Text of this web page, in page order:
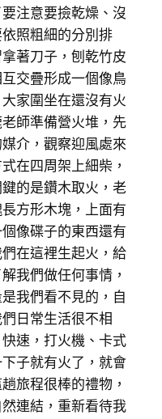
注意要撿乾燥、沒
照粗細的分別排
著刀子，刨乾竹皮
交疊形成一個像鳥
家圍坐在還沒有火
師準備營火堆，先
介，觀察迎風處來
在四周架上細柴，
的是鑽木取火，老
方形木塊，上面有
像碟子的東西還有
在這裡生起火，給
我們做任何事情，
我們看不見的，自
日常生活很不相
速，打火機、卡式
子就有火了，就會
旅程很棒的禮物，
連結，重新看待我